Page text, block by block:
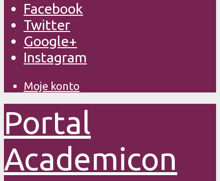
Facebook
Twitter
Google+
Instagram
Moje konto
Portal
Academicon